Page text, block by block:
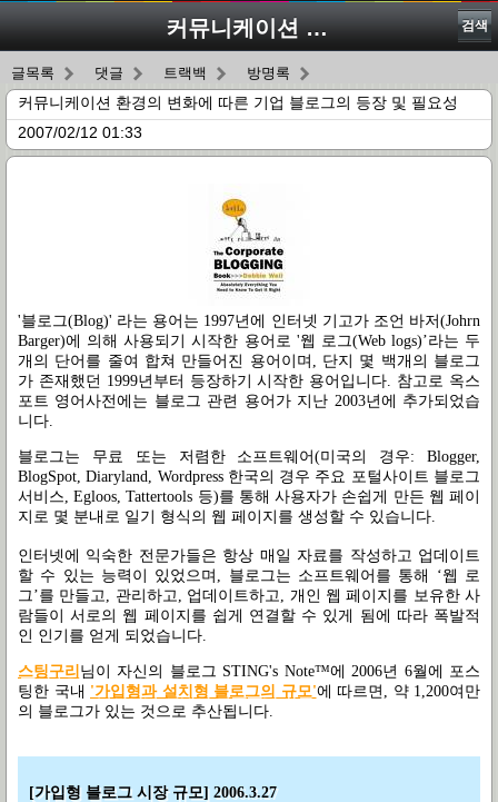
커뮤니케이션 환경의 변화에 따른 기업 블로그의 등장 및 필요성 검색
글목록 댓글 트랙백 방명록
커뮤니케이션 환경의 변화에 따른 기업 블로그의 등장 및 필요성
2007/02/12 01:33
'블로그(Blog)' 라는 용어는 1997년에 인터넷 기고가 조언 바저(Johrn
Barger)에 의해 사용되기 시작한 용어로 '웹 로그(Web logs)’라는 두
개의 단어를 줄여 합쳐 만들어진 용어이며, 단지 몇 백개의 블로그
가 존재했던 1999년부터 등장하기 시작한 용어입니다. 참고로 옥스
포트 영어사전에는 블로그 관련 용어가 지난 2003년에 추가되었습
니다.
블로그는 무료 또는 저렴한 소프트웨어(미국의 경우: Blogger,
BlogSpot, Diaryland, Wordpress 한국의 경우 주요 포털사이트 블로그
서비스, Egloos, Tattertools 등)를 통해 사용자가 손쉽게 만든 웹 페이
지로 몇 분내로 일기 형식의 웹 페이지를 생성할 수 있습니다.
인터넷에 익숙한 전문가들은 항상 매일 자료를 작성하고 업데이트
할 수 있는 능력이 있었으며, 블로그는 소프트웨어를 통해 ‘웹 로
그’를 만들고, 관리하고, 업데이트하고, 개인 웹 페이지를 보유한 사
람들이 서로의 웹 페이지를 쉽게 연결할 수 있게 됨에 따라 폭발적
인 인기를 얻게 되었습니다.
스팅구리 님이 자신의 블로그 STING's Note™에 2006년 6월에 포스
팅한 국내 '가입형과 설치형 블로그의 규모'에 따르면, 약 1,200여만
의 블로그가 있는 것으로 추산됩니다.
[가입형 블로그 시장 규모] 2006.3.27